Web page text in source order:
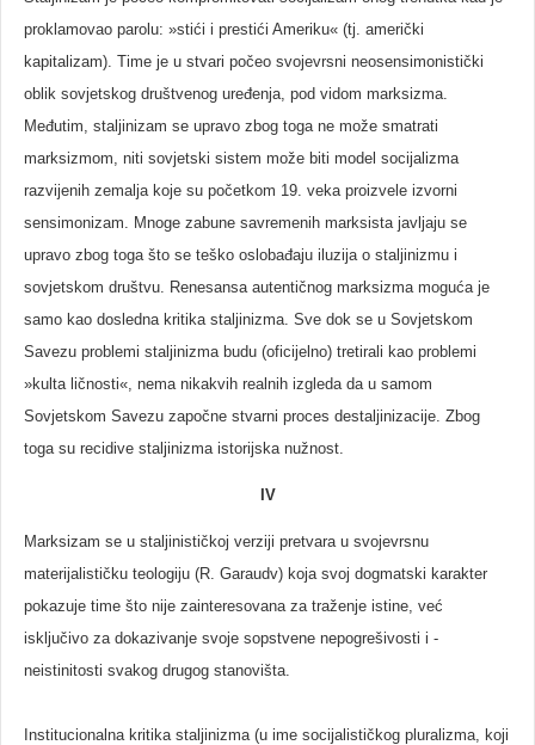
proklamovao parolu: »stići i prestići Ameriku« (tj. američki
kapitalizam). Time je u stvari počeo svojevrsni neosensimonistički
oblik sovjetskog društvenog uređenja, pod vidom marksizma.
Međutim, staljinizam se upravo zbog toga ne može smatrati
marksizmom, niti sovjetski sistem može biti model socijalizma
razvijenih zemalja koje su početkom 19. veka proizvele izvorni
sensimonizam. Mnoge zabune savremenih marksista javljaju se
upravo zbog toga što se teško oslobađaju iluzija o staljinizmu i
sovjetskom društvu. Renesansa autentičnog marksizma moguća je
samo kao dosledna kritika staljinizma. Sve dok se u Sovjetskom
Savezu problemi staljinizma budu (oficijelno) tretirali kao problemi
»kulta ličnosti«, nema nikakvih realnih izgleda da u samom
Sovjetskom Savezu započne stvarni proces destaljinizacije. Zbog
toga su recidive staljinizma istorijska nužnost.
IV
Marksizam se u staljinističkoj verziji pretvara u svojevrsnu
materijalističku teologiju (R. Garaudv) koja svoj dogmatski karakter
pokazuje time što nije zainteresovana za traženje istine, već
isključivo za dokazivanje svoje sopstvene nepogrešivosti i -
neistinitosti svakog drugog stanovišta.
Institucionalna kritika staljinizma (u ime socijalističkog pluralizma, koji